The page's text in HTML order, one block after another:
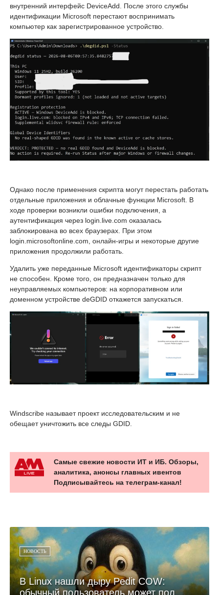
внутренний интерфейс DeviceAdd. После этого службы
идентификации Microsoft перестают воспринимать
компьютер как зарегистрированное устройство.
Однако после применения скрипта могут перестать работать
отдельные приложения и облачные функции Microsoft. В
ходе проверки возникли ошибки подключения, а
аутентификация через login.live.com оказалась
заблокирована во всех браузерах. При этом
login.microsoftonline.com, онлайн-игры и некоторые другие
приложения продолжили работать.
Удалить уже переданные Microsoft идентификаторы скрипт
не способен. Кроме того, он предназначен только для
неуправляемых компьютеров: на корпоративном или
доменном устройстве deGDID откажется запускаться.
Windscribe называет проект исследовательским и не
обещает уничтожить все следы GDID.
Самые свежие новости ИТ и ИБ. Обзоры,
аналитика, анонсы главных ивентов
Подписывайтесь на телеграм-канал!
НОВОСТЬ
В Linux нашли дыру Pedit COW:
обычный пользователь может пол...